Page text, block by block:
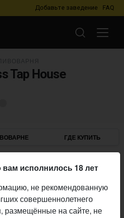
Добавьте заведение FAQ
Tap House
ГДЕ КУПИТЬ
В ПРОДАЖЕ
HOUSE
вам исполнилось 18 лет
не рекомендованную
совершеннолетнего
размещённые на сайте, не